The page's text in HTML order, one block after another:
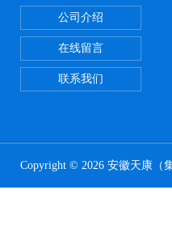
公司介绍
在线留言
联系我们
Copyright © 2026 安徽天康（